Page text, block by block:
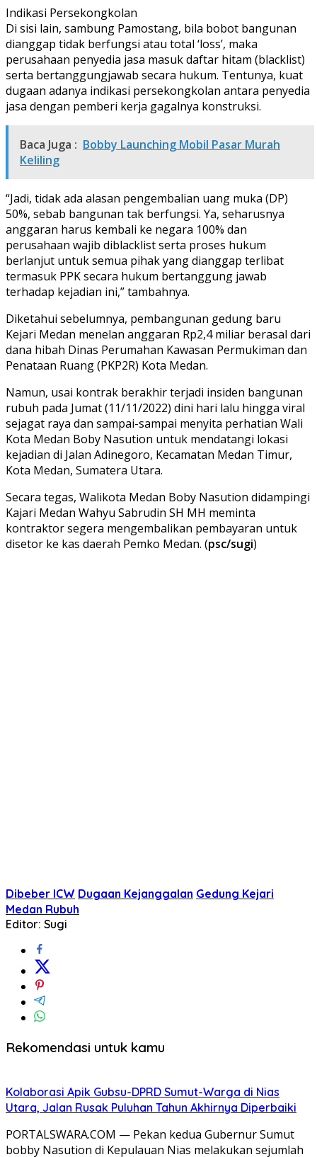
Indikasi Persekongkolan
Di sisi lain, sambung Pamostang, bila bobot bangunan
dianggap tidak berfungsi atau total ‘loss’, maka
perusahaan penyedia jasa masuk daftar hitam (blacklist)
serta bertanggungjawab secara hukum. Tentunya, kuat
dugaan adanya indikasi persekongkolan antara penyedia
jasa dengan pemberi kerja gagalnya konstruksi.
Baca Juga : Bobby Launching Mobil Pasar Murah
Keliling
“Jadi, tidak ada alasan pengembalian uang muka (DP)
50%, sebab bangunan tak berfungsi. Ya, seharusnya
anggaran harus kembali ke negara 100% dan
perusahaan wajib diblacklist serta proses hukum
berlanjut untuk semua pihak yang dianggap terlibat
termasuk PPK secara hukum bertanggung jawab
terhadap kejadian ini,” tambahnya.
Diketahui sebelumnya, pembangunan gedung baru
Kejari Medan menelan anggaran Rp2,4 miliar berasal dari
dana hibah Dinas Perumahan Kawasan Permukiman dan
Penataan Ruang (PKP2R) Kota Medan.
Namun, usai kontrak berakhir terjadi insiden bangunan
rubuh pada Jumat (11/11/2022) dini hari lalu hingga viral
sejagat raya dan sampai-sampai menyita perhatian Wali
Kota Medan Boby Nasution untuk mendatangi lokasi
kejadian di Jalan Adinegoro, Kecamatan Medan Timur,
Kota Medan, Sumatera Utara.
Secara tegas, Walikota Medan Boby Nasution didampingi
Kajari Medan Wahyu Sabrudin SH MH meminta
kontraktor segera mengembalikan pembayaran untuk
disetor ke kas daerah Pemko Medan. (psc/sugi)
Dibeber ICW Dugaan Kejanggalan Gedung Kejari
Medan Rubuh
Editor: Sugi
Rekomendasi untuk kamu
Kolaborasi Apik Gubsu-DPRD Sumut-Warga di Nias
Utara, Jalan Rusak Puluhan Tahun Akhirnya Diperbaiki
PORTALSWARA.COM — Pekan kedua Gubernur Sumut
bobby Nasution di Kepulauan Nias melakukan sejumlah